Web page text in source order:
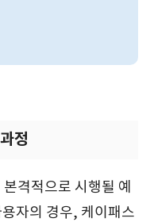
정
격적으로 시행될 예
자의 경우, 케이패스